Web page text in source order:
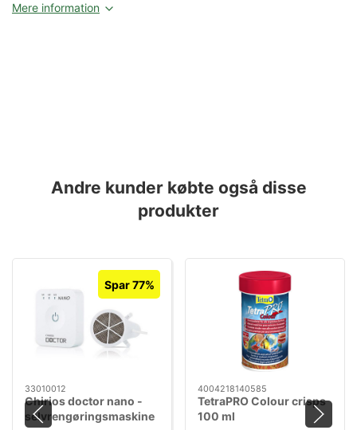
Mere information
Andre kunder købte også disse
produkter
Spar 77%
33010012
Chirios doctor nano -
selvrengøringsmaskine
4004218140585
TetraPRO Colour crisps
100 ml